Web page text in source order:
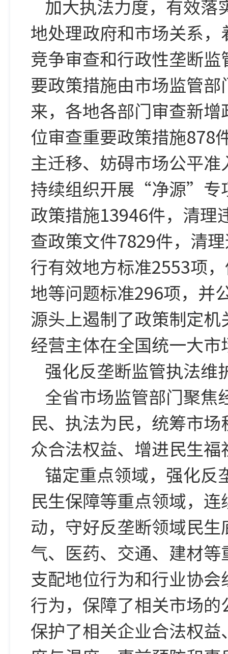
加大执法力度，有效落
地处理政府和市场关系
竞争审查和行政性垄断
要政策措施由市场监管
来，各地各部门审查新
位审查重要政策措施878
主迁移、妨碍市场公平
持续组织开展“净源”专
政策措施13946件，清理
查政策文件7829件，清
行有效地方标准2553项
地等问题标准296项，并
源头上遏制了政策制定
经营主体在全国统一大
强化反垄断监管执法维
全省市场监管部门聚焦
民、执法为民，统筹市
众合法权益、增进民生
锚定重点领域，强化反
民生保障等重点领域，
动，守好反垄断领域民
气、医药、交通、建材
支配地位行为和行业协
行为，保障了相关市场
保护了相关企业合法权